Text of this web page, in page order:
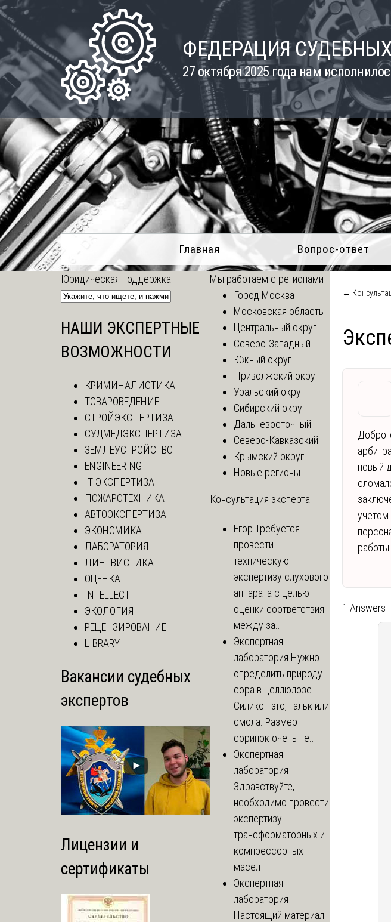
Skip
content
ФЕДЕРАЦИЯ
27 октября 2025 года нам
Главная Вопрос-ответ
←
новый
учетом
1 Answers
Юридическая поддержка
НАШИ ЭКСПЕРТНЫЕ
ВОЗМОЖНОСТИ
КРИМИНАЛИСТИКА
ТОВАРОВЕДЕНИЕ
СТРОЙЭКСПЕРТИЗА
СУДМЕДЭКСПЕРТИЗА
ЗЕМЛЕУСТРОЙСТВО
ENGINEERING
IT ЭКСПЕРТИЗА
ПОЖАРОТЕХНИКА
АВТОЭКСПЕРТИЗА
ЭКОНОМИКА
ЛАБОРАТОРИЯ
ЛИНГВИСТИКА
ОЦЕНКА
INTELLECT
ЭКОЛОГИЯ
РЕЦЕНЗИРОВАНИЕ
LIBRARY
Вакансии судебных
экспертов
Лицензии и
сертификаты
Мы работаем с регионами
Город Москва
Московская область
Центральный округ
Северо-Западный
Южный округ
Приволжский округ
Уральский округ
Сибирский округ
Дальневосточный
Северо-Кавказский
Крымский округ
Новые регионы
Консультация эксперта
Егор Требуется
провести
техническую
экспертизу слухового
аппарата с целью
оценки соответствия
между за...
Экспертная
лаборатория Нужно
определить природу
сора в целлюлозе .
Силикон это, тальк или
смола. Размер
соринок очень не...
Экспертная
лаборатория
Здравствуйте,
необходимо провести
экспертизу
трансформаторных и
компрессорных
масел
Экспертная
лаборатория
Настоящий материал